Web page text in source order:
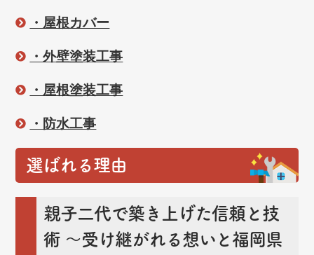
・屋根カバー
・外壁塗装工事
・屋根塗装工事
・防水工事
選ばれる理由
親子二代で築き上げた信頼と技
術 ～受け継がれる想いと福岡県